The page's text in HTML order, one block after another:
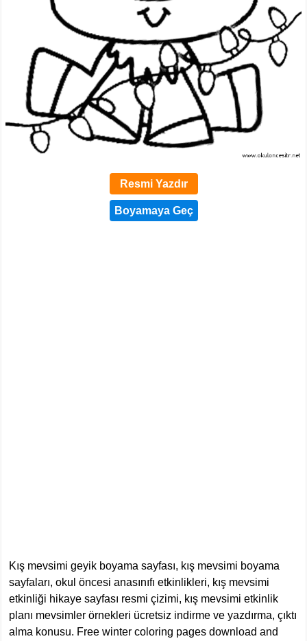
Resmi Yazdır
Kış mevsimi geyik boyama sayfası, kış mevsimi boyama
sayfaları, okul öncesi anasınıfı etkinlikleri, kış mevsimi
etkinliği hikaye sayfası resmi çizimi, kış mevsimi etkinlik
planı mevsimler örnekleri ücretsiz indirme ve yazdırma, çıktı
alma konusu. Free winter coloring pages download and